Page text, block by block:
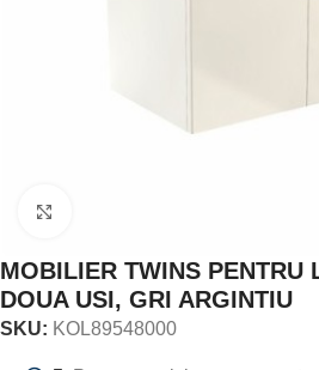
MOBILIER TWINS PENTRU
DOUA USI, GRI ARGINTIU
SKU: KOL89548000